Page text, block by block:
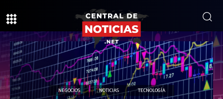
NEGOCIOS NOTICIAS TECNOLOGÍA